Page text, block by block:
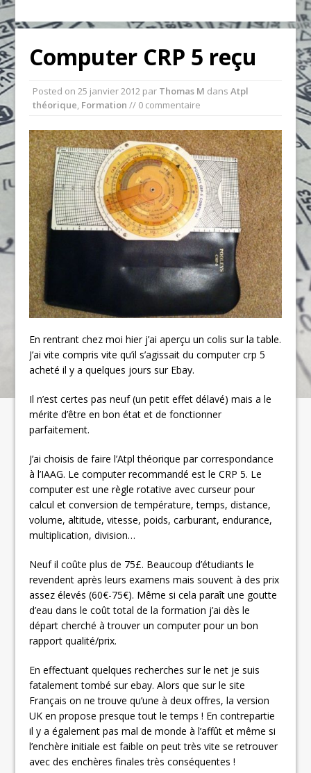
Computer CRP 5 reçu
Posted on25 janvier 2012 par Thomas M dansAtpl
théorique, Formation // 0 commentaire
En rentrant chez moi hier j’ai aperçu un colis sur la table.
J’ai vite compris vite qu’il s’agissait du computer crp 5
acheté il y a quelques jours sur Ebay.
Il n’est certes pas neuf (un petit effet délavé) mais a le
mérite d’être en bon état et de fonctionner
parfaitement.
J’ai choisis de faire l’Atpl théorique par correspondance
à l’IAAG. Le computer recommandé est le CRP 5. Le
computer est une règle rotative avec curseur pour
calcul et conversion de température, temps, distance,
volume, altitude, vitesse, poids, carburant, endurance,
multiplication, division…
Neuf il coûte plus de 75£. Beaucoup d’étudiants le
revendent après leurs examens mais souvent à des prix
assez élevés (60€-75€). Même si cela paraît une goutte
d’eau dans le coût total de la formation j’ai dès le
départ cherché à trouver un computer pour un bon
rapport qualité/prix.
En effectuant quelques recherches sur le net je suis
fatalement tombé sur ebay. Alors que sur le site
Français on ne trouve qu’une à deux offres, la version
UK en propose presque tout le temps ! En contrepartie
il y a également pas mal de monde à l’affût et même si
l’enchère initiale est faible on peut très vite se retrouver
avec des enchères finales très conséquentes !